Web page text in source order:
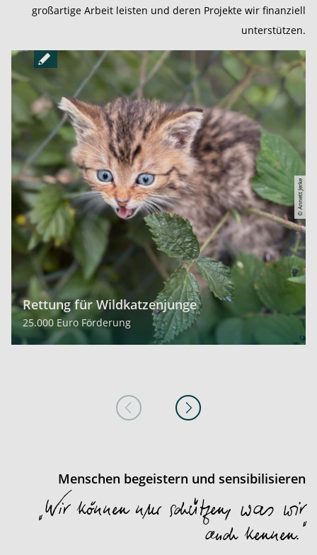
großartige Arbeit leisten und deren Projekte wir finanziell
unterstützen.
Rettung für Wildkatzenjunge
25.000 Euro Förderung
© Annett Jerke
Menschen begeistern und sensibilisieren
„Wir können nur schützen, was wir
auch kennen.“